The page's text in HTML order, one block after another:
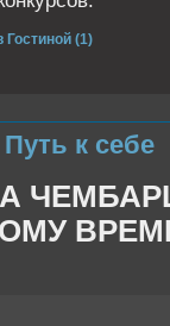
Гостиной (1)
Путь к себе